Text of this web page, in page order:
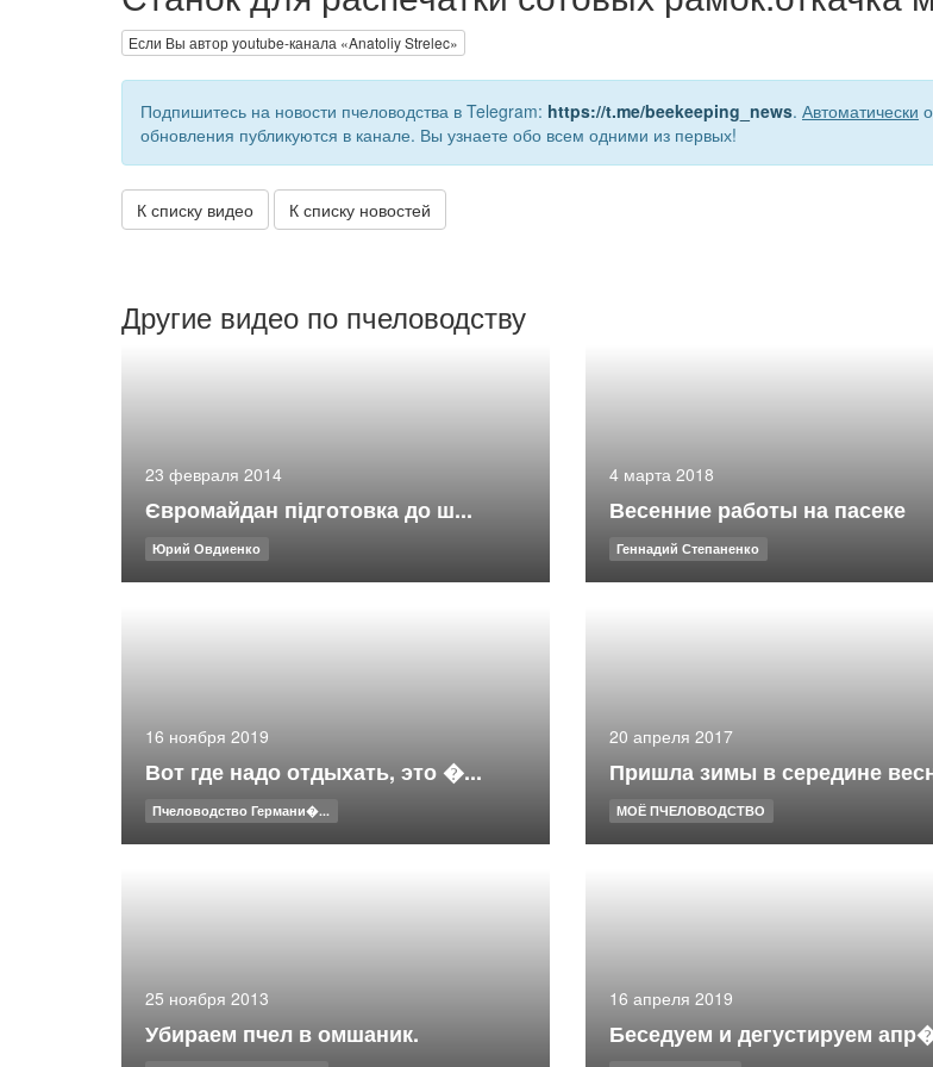
Если Вы автор youtube-канала «Anatoliy Strelec»
Подпишитесь на новости пчеловодства в Telegram: https://t.me/beekeeping_news. Автоматически
обновления публикуются в канале. Вы узнаете обо всем одними из первых!
К списку видео К списку новостей
Другие видео по пчеловодству
23 февраля 2014
Євромайдан підготовка до ш...
Юрий Овдиенко
4 марта 2018
Весенние работы на пасеке
Геннадий Степаненко
16 ноября 2019
Вот где надо отдыхать, это �...
Пчеловодство Германи�...
20 апреля 2017
Пришла зимы в середине
МОЁ ПЧЕЛОВОДСТВО
25 ноября 2013
Убираем пчел в омшаник.
16 апреля 2019
Беседуем и дегустируем